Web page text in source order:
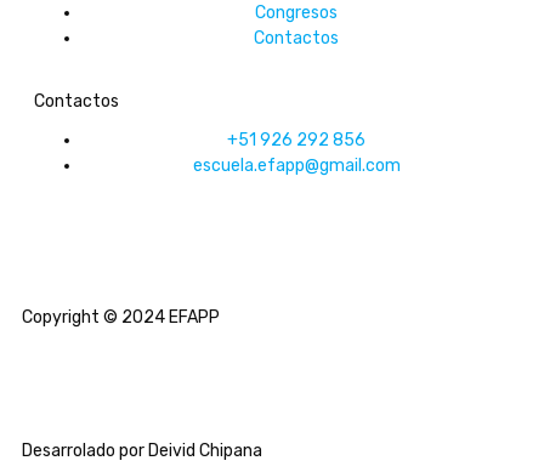
Congresos
Contactos
Contactos
+51 926 292 856
escuela.efapp@gmail.com
Copyright © 2024 EFAPP
Desarrolado por Deivid Chipana